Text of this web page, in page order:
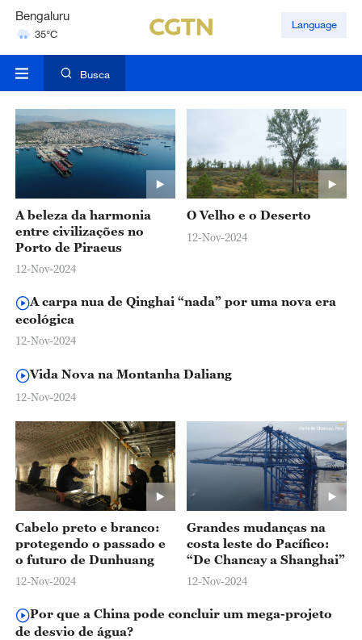
Bengaluru
35°C
Hyderabad
Language
Busca
A beleza da harmonia
entre civilizações no
Porto de Piraeus
12-Nov-2024
O Velho e o Deserto
12-Nov-2024
A carpa nua de Qinghai “nada” por uma nova era
ecológica
12-Nov-2024
Vida Nova na Montanha Daliang
12-Nov-2024
Cabelo preto e branco:
protegendo o passado e
o futuro de Dunhuang
12-Nov-2024
Grandes mudanças na
costa leste do Pacífico:
“De Chancay a Shanghai”
12-Nov-2024
Por que a China pode concluir um mega-projeto
de desvio de água?